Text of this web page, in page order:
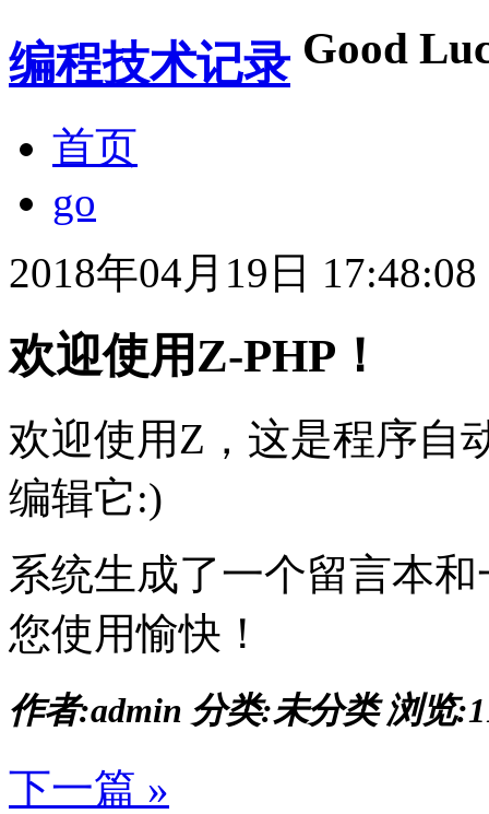
编程技术记录 Good
首页
go
2018年04月19日 17:48:08
欢迎使用Z-PHP！
欢迎使用Z，这是程序自
编辑它:)
系统生成了一个留言本
您使用愉快！
作者:admin 分类:未分类 浏览
下一篇 »